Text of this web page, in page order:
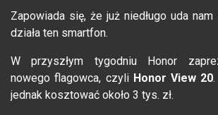
Zapowiada się, że już niedługo uda
działa ten smartfon.
W przyszłym tygodniu Honor
nowego flagowca, czyli Honor View 20
jednak kosztować około 3 tys. zł.